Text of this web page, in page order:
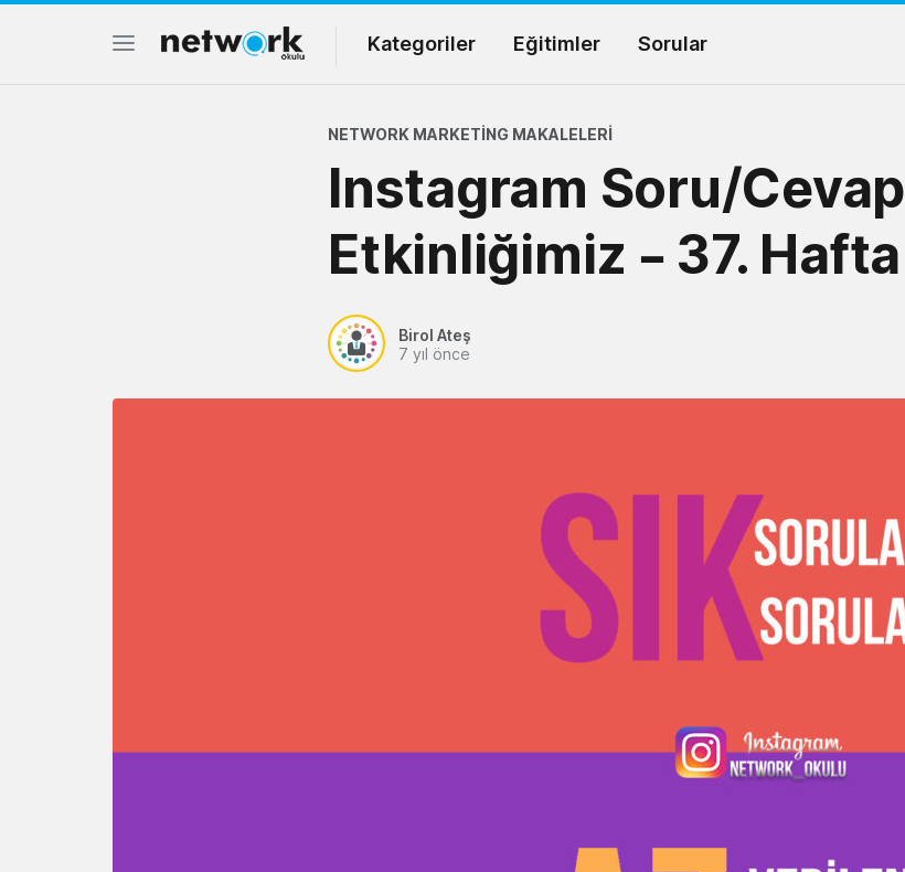
Kategoriler Eğitimler Sorular
NETWORK MARKETING MAKALELERI
Instagram Soru/Cevap
Etkinliğimiz – 37. Hafta
Birol Ateş
7 yıl önce